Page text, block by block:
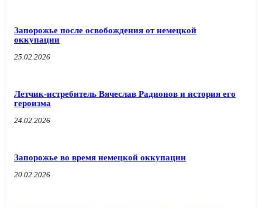
Запорожье после освобождения от немецкой
оккупации
25.02.2026
Летчик-истребитель Вячеслав Радионов и история его
героизма
24.02.2026
Запорожье во время немецкой оккупации
20.02.2026